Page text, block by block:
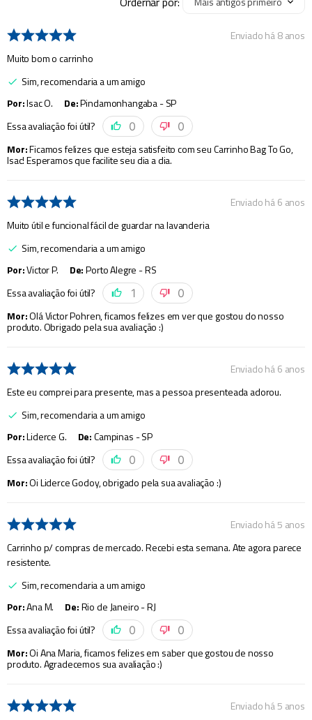
Enviado há8 anos
Muito bom o carrinho
Sim, recomendaria a um amigo
Por:Isac O. De:Pindamonhangaba - SP
Essa avaliação foi útil?
0 0
Mor:Ficamos felizes que esteja satisfeito com seu Carrinho Bag To Go,
Isac! Esperamos que facilite seu dia a dia.
Enviado há6 anos
Muito útil e funcional fácil de guardar na lavanderia
Sim, recomendaria a um amigo
Por:Victor P. De:Porto Alegre - RS
Essa avaliação foi útil?
1 0
Mor:Olá Victor Pohren, ficamos felizes em ver que gostou do nosso
produto. Obrigado pela sua avaliação :)
Enviado há6 anos
Este eu comprei para presente, mas a pessoa presenteada adorou.
Sim, recomendaria a um amigo
Por:Liderce G. De:Campinas - SP
Essa avaliação foi útil?
0 0
Mor:Oi Liderce Godoy, obrigado pela sua avaliação :)
Enviado há5 anos
Carrinho p/ compras de mercado. Recebi esta semana. Ate agora parece
resistente.
Sim, recomendaria a um amigo
Por:Ana M. De:Rio de Janeiro - RJ
Essa avaliação foi útil?
0 0
Mor:Oi Ana Maria, ficamos felizes em saber que gostou de nosso
produto. Agradecemos sua avaliação :)
Enviado há5 anos